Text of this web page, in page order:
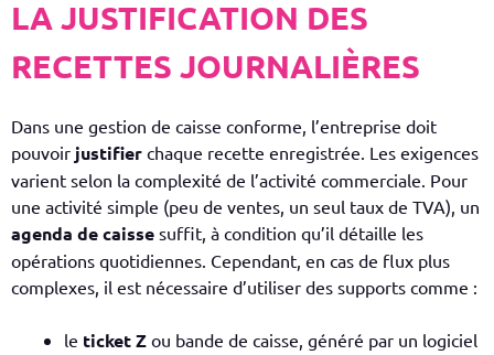
LA JUSTIFICATION DES
RECETTES JOURNALIÈRES
Dans une gestion de caisse conforme, l’entreprise doit
pouvoir justifier chaque recette enregistrée. Les exigences
varient selon la complexité de l’activité commerciale. Pour
une activité simple (peu de ventes, un seul taux de TVA), un
agenda de caisse suffit, à condition qu’il détaille les
opérations quotidiennes. Cependant, en cas de flux plus
complexes, il est nécessaire d’utiliser des supports comme :
le ticket Z ou bande de caisse, généré par un logiciel